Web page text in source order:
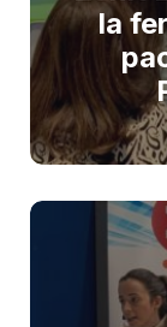
la